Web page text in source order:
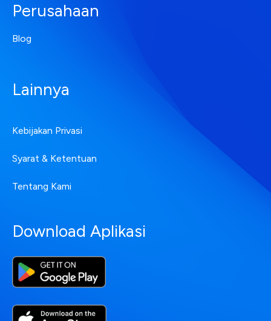
Perusahaan
Blog
Lainnya
Kebijakan Privasi
Syarat & Ketentuan
Tentang Kami
Download Aplikasi